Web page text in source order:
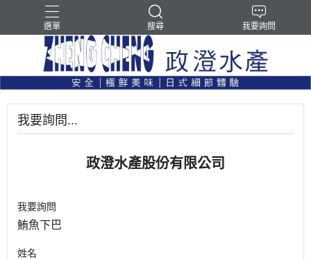
選單 搜尋 我要詢問
我要詢問...
政澄水產股份有限公司
我要詢問
鮪魚下巴
姓名